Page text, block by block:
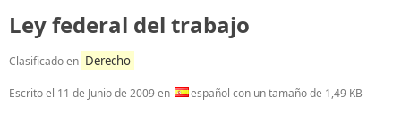
Ley federal del trabajo
Clasificado en Derecho
Escrito el 11 de Junio de 2009en español con un tamaño de 1,49 KB